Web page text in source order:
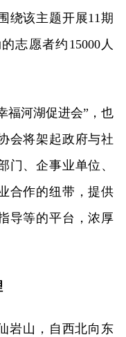
绕该主题开展11期
志愿者约15000人
福河湖促进会”，也
会将架起政府与社
门、企事业单位、
合作的纽带，提供
导等的平台，浓厚
岩山，自西北向东